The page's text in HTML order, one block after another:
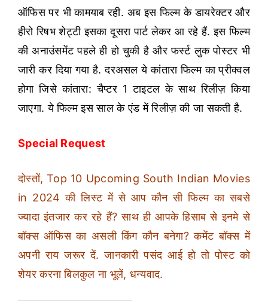
ऑफिस पर भी कामयाब रही. अब इस फिल्म के डायरेक्टर और
हीरो रिषभ शेट्टी इसका दूसरा पार्ट लेकर आ रहे हैं. इस फिल्म
की अनाउंसमेंट पहले ही हो चुकी है और फर्स्ट लुक पोस्टर भी
जारी कर दिया गया है. दरअसल ये कांतारा फिल्म का प्रीक्वल
होगा जिसे कांतारा: चैप्टर 1 टाइटल के साथ रिलीज़ किया
जाएगा. ये फिल्म इस साल के एंड में रिलीज़ की जा सकती है.
Special Request
दोस्तों, Top 10 Upcoming South Indian Movies
in 2024 की लिस्ट में से आप कौन सी फिल्म का सबसे
ज्यादा इंतजार कर रहे हैं? साथ ही आपके हिसाब से इनमे से
बॉक्स ऑफिस का असली किंग कौन बनेगा? कमेंट बॉक्स में
अपनी राय जरूर दें. जानकारी पसंद आई हो तो पोस्ट को
शेयर करना बिलकुल ना भूलें, धन्यवाद.